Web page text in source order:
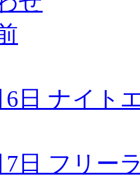
6日 ナイト
7日 フリー